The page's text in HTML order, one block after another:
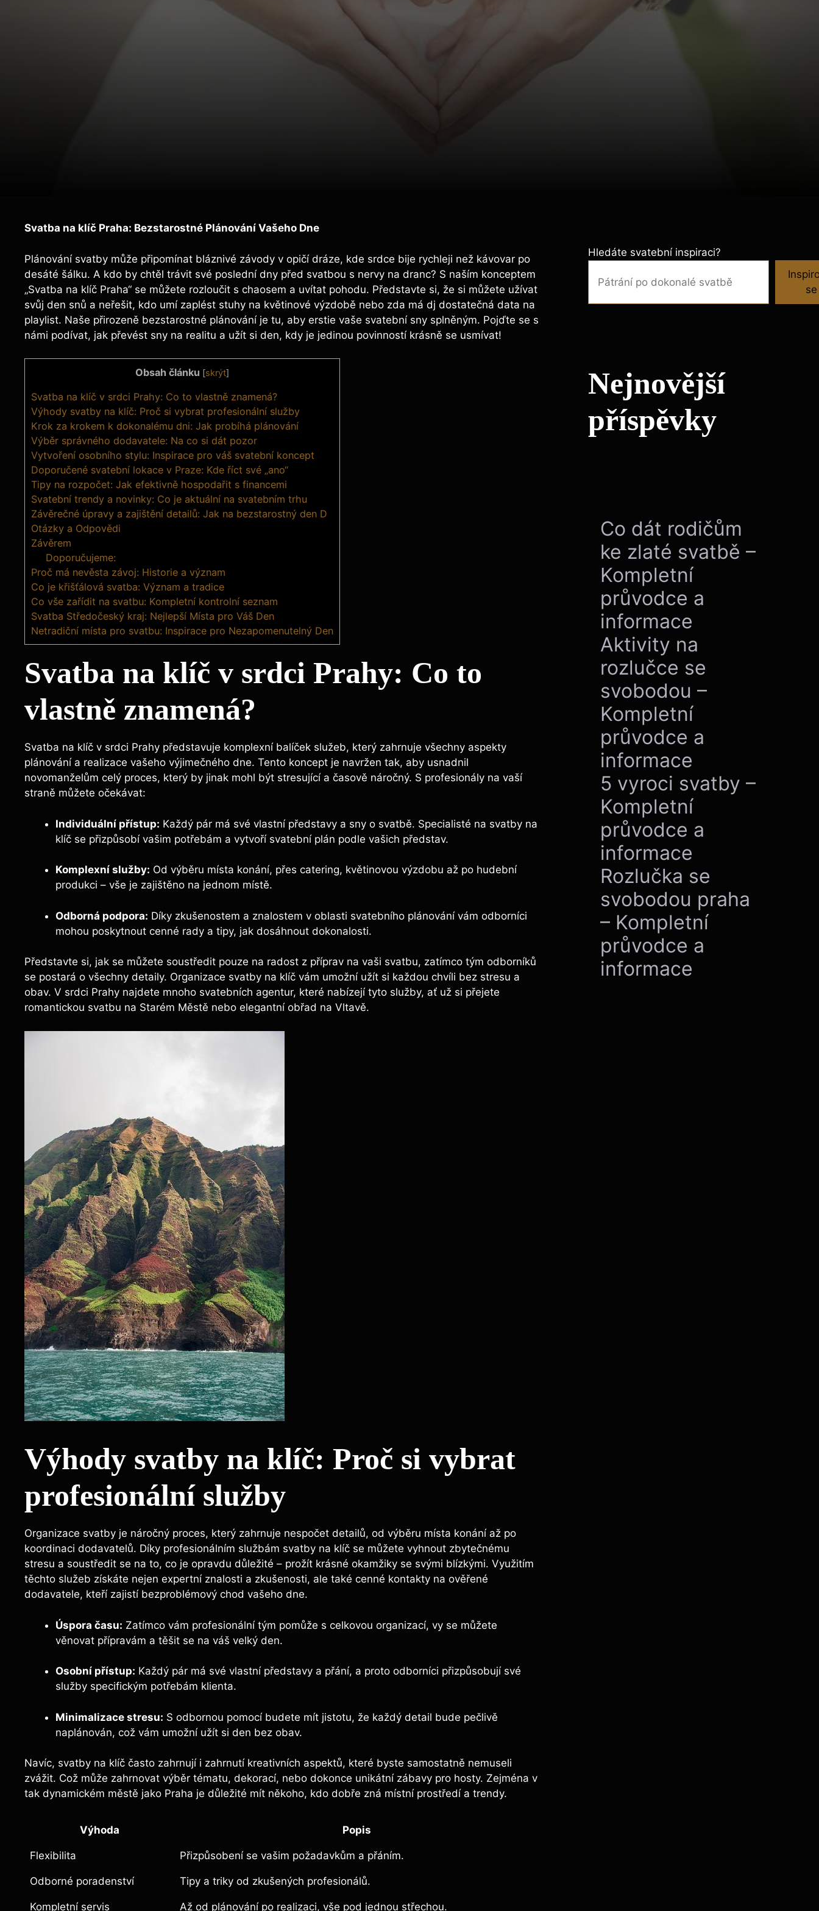
Svatba na klíč Praha: Bezstarostné Plánování Vašeho Dne
Plánování svatby může připomínat bláznivé závody v opičí dráze, kde srdce bije rychleji než kávovar po
desáté šálku. A kdo by chtěl trávit své poslední dny před svatbou s nervy na dranc? S naším konceptem
„Svatba na klíč Praha“ se můžete rozloučit s chaosem a uvítat pohodu. Představte si, že si můžete užívat
svůj den snů a neřešit, kdo umí zaplést stuhy na květinové výzdobě nebo zda má dj dostatečná data na
playlist. Naše přirozeně bezstarostné plánování je tu, aby erstie vaše svatební sny splněným. Pojďte se s
námi podívat, jak převést sny na realitu a užít si den, kdy je jedinou povinností krásně se usmívat!
Obsah článku [skrýt]
Svatba na klíč v srdci Prahy: Co to vlastně znamená?
Výhody svatby na klíč: Proč si vybrat profesionální služby
Krok za krokem k dokonalému dni: Jak probíhá plánování
Výběr správného dodavatele: Na co si dát pozor
Vytvoření osobního stylu: Inspirace pro váš svatební koncept
Doporučené svatební lokace v Praze: Kde říct své „ano“
Tipy na rozpočet: Jak efektivně hospodařit s financemi
Svatební trendy a novinky: Co je aktuální na svatebním trhu
Závěrečné úpravy a zajištění detailů: Jak na bezstarostný den D
Otázky a Odpovědi
Závěrem
Doporučujeme:
Proč má nevěsta závoj: Historie a význam
Co je křišťálová svatba: Význam a tradice
Co vše zařídit na svatbu: Kompletní kontrolní seznam
Svatba Středočeský kraj: Nejlepší Místa pro Váš Den
Netradiční místa pro svatbu: Inspirace pro Nezapomenutelný Den
Svatba na klíč v srdci Prahy: Co to
vlastně znamená?
Svatba na klíč v srdci Prahy představuje komplexní balíček služeb, který zahrnuje všechny aspekty
plánování a realizace vašeho výjimečného dne. Tento koncept je navržen tak, aby usnadnil
novomanželům celý proces, který by jinak mohl být stresující a časově náročný. S profesionály na vaší
straně můžete očekávat:
Individuální přístup: Každý pár má své vlastní představy a sny o svatbě. Specialisté na svatby na
klíč se přizpůsobí vašim potřebám a vytvoří svatební plán podle vašich představ.
Komplexní služby: Od výběru místa konání, přes catering, květinovou výzdobu až po hudební
produkci – vše je zajištěno na jednom místě.
Odborná podpora: Díky zkušenostem a znalostem v oblasti svatebního plánování vám odborníci
mohou poskytnout cenné rady a tipy, jak dosáhnout dokonalosti.
Představte si, jak se můžete soustředit pouze na radost z příprav na vaši svatbu, zatímco tým odborníků
se postará o všechny detaily. Organizace svatby na klíč vám umožní užít si každou chvíli bez stresu a
obav. V srdci Prahy najdete mnoho svatebních agentur, které nabízejí tyto služby, ať už si přejete
romantickou svatbu na Starém Městě nebo elegantní obřad na Vltavě.
Výhody svatby na klíč: Proč si vybrat
profesionální služby
Organizace svatby je náročný proces, který zahrnuje nespočet detailů, od výběru místa konání až po
koordinaci dodavatelů. Díky profesionálním službám svatby na klíč se můžete vyhnout zbytečnému
stresu a soustředit se na to, co je opravdu důležité – prožít krásné okamžiky se svými blízkými. Využitím
těchto služeb získáte nejen expertní znalosti a zkušenosti, ale také cenné kontakty na ověřené
dodavatele, kteří zajistí bezproblémový chod vašeho dne.
Úspora času: Zatímco vám profesionální tým pomůže s celkovou organizací, vy se můžete
věnovat přípravám a těšit se na váš velký den.
Osobní přístup: Každý pár má své vlastní představy a přání, a proto odborníci přizpůsobují své
služby specifickým potřebám klienta.
Minimalizace stresu: S odbornou pomocí budete mít jistotu, že každý detail bude pečlivě
naplánován, což vám umožní užít si den bez obav.
Navíc, svatby na klíč často zahrnují i zahrnutí kreativních aspektů, které byste samostatně nemuseli
zvážit. Což může zahrnovat výběr tématu, dekorací, nebo dokonce unikátní zábavy pro hosty. Zejména v
tak dynamickém městě jako Praha je důležité mít někoho, kdo dobře zná místní prostředí a trendy.
Výhoda Popis
Flexibilita Přizpůsobení se vašim požadavkům a přáním.
Odborné poradenství Tipy a triky od zkušených profesionálů.
Kompletní servis Až od plánování po realizaci, vše pod jednou střechou.
Hledáte svatební inspiraci?
se
Nejnovější
příspěvky
Co dát rodičům
ke zlaté svatbě –
Kompletní
průvodce a
informace
Aktivity na
rozlučce se
svobodou –
Kompletní
průvodce a
informace
5 vyroci svatby –
Kompletní
průvodce a
informace
Rozlučka se
svobodou praha
– Kompletní
průvodce a
informace